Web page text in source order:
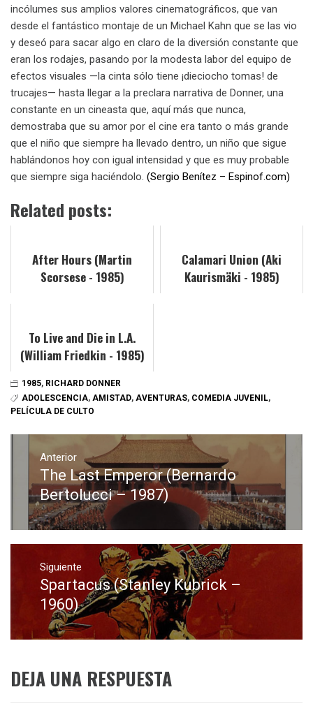
incólumes sus amplios valores cinematográficos, que van
desde el fantástico montaje de un Michael Kahn que se las vio
y deseó para sacar algo en claro de la diversión constante que
eran los rodajes, pasando por la modesta labor del equipo de
efectos visuales —la cinta sólo tiene ¡dieciocho tomas! de
trucajes— hasta llegar a la preclara narrativa de Donner, una
constante en un cineasta que, aquí más que nunca,
demostraba que su amor por el cine era tanto o más grande
que el niño que siempre ha llevado dentro, un niño que sigue
hablándonos hoy con igual intensidad y que es muy probable
que siempre siga haciéndolo. (Sergio Benítez – Espinof.com)
Related posts:
After Hours (Martin
Scorsese - 1985)
Calamari Union (Aki
Kaurismäki - 1985)
To Live and Die in L.A.
(William Friedkin - 1985)
1985, RICHARD DONNER
ADOLESCENCIA, AMISTAD, AVENTURAS, COMEDIA JUVENIL,
PELÍCULA DE CULTO
Navegación
entradas
Anterior
Entrada
anterior:
The Last Emperor (Bernardo
Bertolucci – 1987)
Siguiente
Entrada
siguiente:
Spartacus (Stanley Kubrick –
1960)
DEJA UNA RESPUESTA